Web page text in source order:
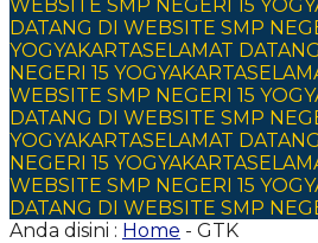
WEBSITE SMP NEGERI 15
DATANG DI WEBSITE SMP
YOGYAKARTASELAMAT
NEGERI 15 YOGYAKARTA
WEBSITE SMP NEGERI 15
DATANG DI WEBSITE SMP
YOGYAKARTASELAMAT
NEGERI 15 YOGYAKARTA
WEBSITE SMP NEGERI 15
DATANG DI WEBSITE SMP
Anda disini : Home - GTK